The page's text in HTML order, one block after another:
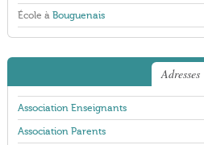
École à Bouguenais
Adresses
Association Enseignants
Association Parents